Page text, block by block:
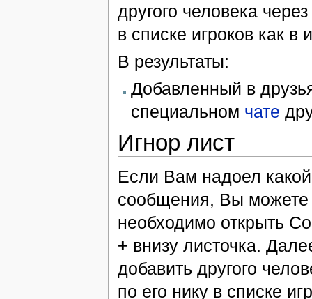
другого человека
в списке игроков как
В результаты:
Добавленный в
специальном чате
Игнор лист
Если Вам надоел
сообщения, Вы можете
необходимо открыть
+ внизу листочка.
добавить другого
по его нику в списке